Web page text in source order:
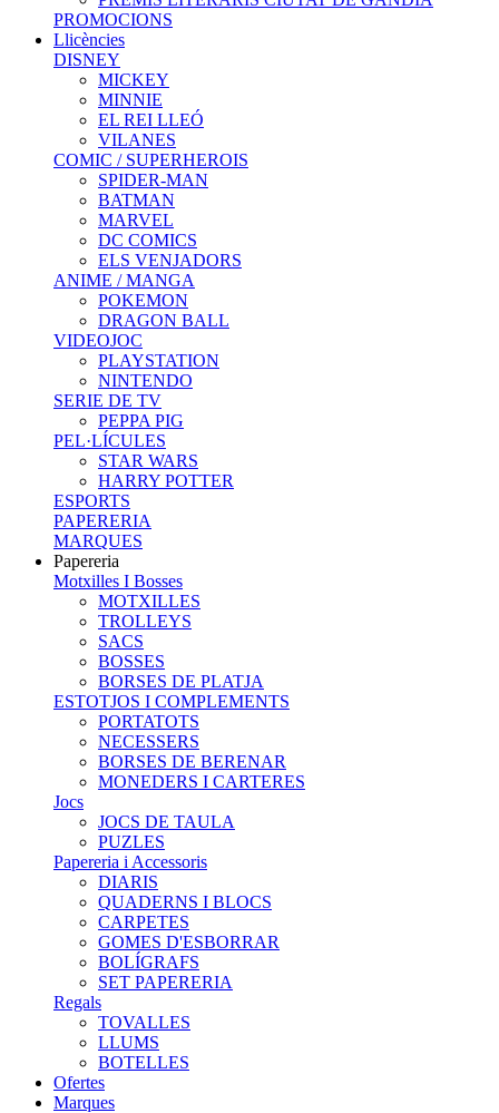
PROMOCIONS
Llicències
DISNEY
MICKEY
MINNIE
EL REI LLEÓ
VILANES
COMIC / SUPERHEROIS
SPIDER-MAN
BATMAN
MARVEL
DC COMICS
ELS VENJADORS
ANIME / MANGA
POKEMON
DRAGON BALL
VIDEOJOC
PLAYSTATION
NINTENDO
SERIE DE TV
PEPPA PIG
PEL·LÍCULES
STAR WARS
HARRY POTTER
ESPORTS
PAPERERIA
MARQUES
Papereria
Motxilles I Bosses
MOTXILLES
TROLLEYS
SACS
BOSSES
BORSES DE PLATJA
ESTOTJOS I COMPLEMENTS
PORTATOTS
NECESSERS
BORSES DE BERENAR
MONEDERS I CARTERES
Jocs
JOCS DE TAULA
PUZLES
Papereria i Accessoris
DIARIS
QUADERNS I BLOCS
CARPETES
GOMES D'ESBORRAR
BOLÍGRAFS
SET PAPERERIA
Regals
TOVALLES
LLUMS
BOTELLES
Ofertes
Marques